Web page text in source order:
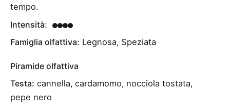
tempo.
Intensità:
Famiglia olfattiva: Legnosa, Speziata
Piramide olfattiva
Testa: cannella, cardamomo, nocciola tostata,
pepe nero